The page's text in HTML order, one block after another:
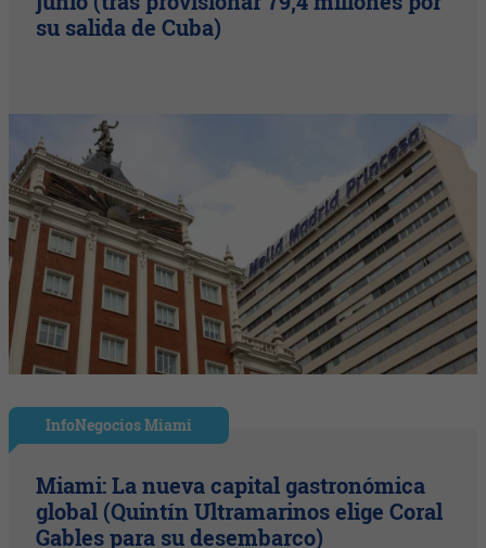
su salida de Cuba)
InfoNegocios Miami
Miami: La nueva capital gastronómica
global (Quintín Ultramarinos elige Coral
Gables para su desembarco)